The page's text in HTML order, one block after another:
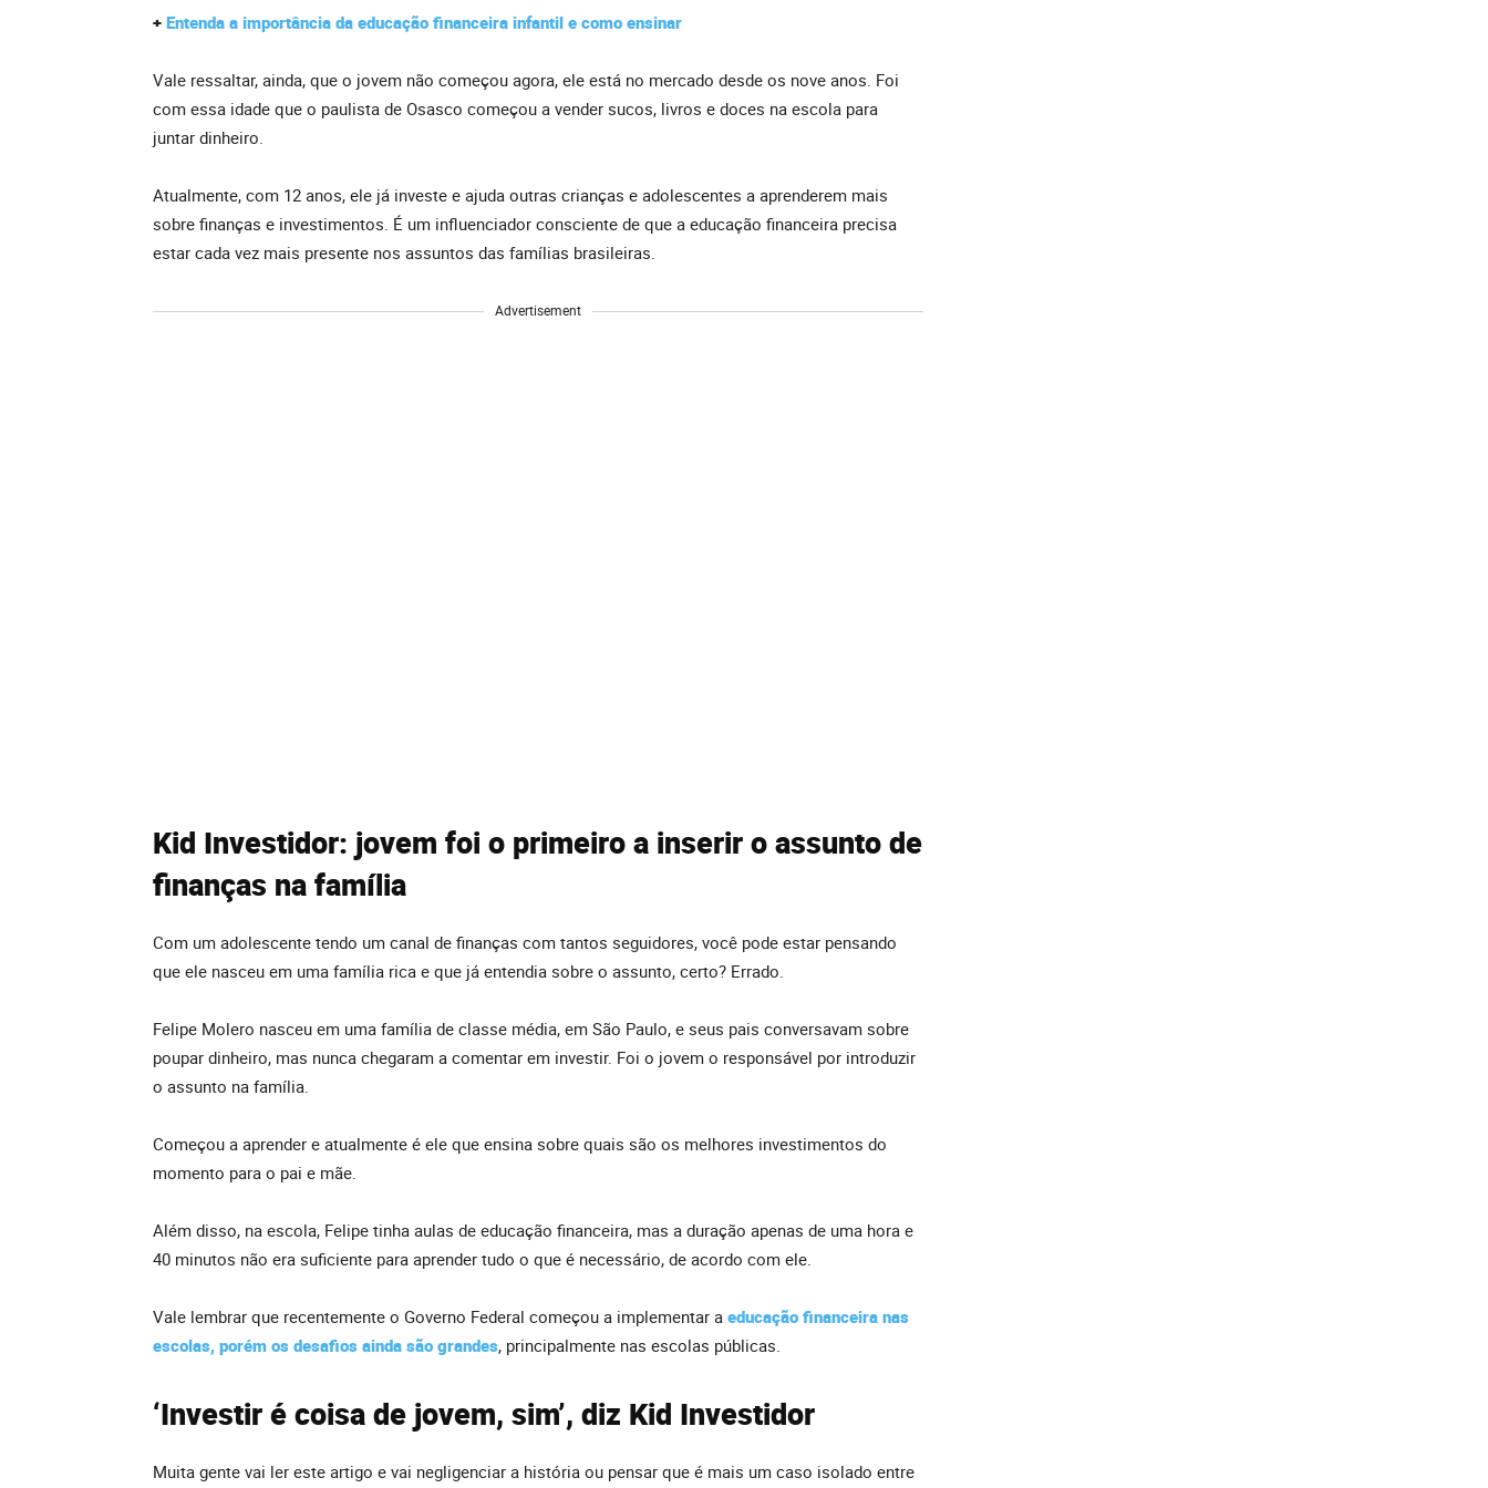
+ Entenda a importância da educação financeira infantil e como ensinar
Vale ressaltar, ainda, que o jovem não começou agora, ele está no mercado desde os nove anos. Foi
com essa idade que o paulista de Osasco começou a vender sucos, livros e doces na escola para
juntar dinheiro.
Atualmente, com 12 anos, ele já investe e ajuda outras crianças e adolescentes a aprenderem mais
sobre finanças e investimentos. É um influenciador consciente de que a educação financeira precisa
estar cada vez mais presente nos assuntos das famílias brasileiras.
Advertisement
Kid Investidor: jovem foi o primeiro a inserir o assunto de
finanças na família
Com um adolescente tendo um canal de finanças com tantos seguidores, você pode estar pensando
que ele nasceu em uma família rica e que já entendia sobre o assunto, certo? Errado.
Felipe Molero nasceu em uma família de classe média, em São Paulo, e seus pais conversavam sobre
poupar dinheiro, mas nunca chegaram a comentar em investir. Foi o jovem o responsável por introduzir
o assunto na família.
Começou a aprender e atualmente é ele que ensina sobre quais são os melhores investimentos do
momento para o pai e mãe.
Além disso, na escola, Felipe tinha aulas de educação financeira, mas a duração apenas de uma hora e
40 minutos não era suficiente para aprender tudo o que é necessário, de acordo com ele.
Vale lembrar que recentemente o Governo Federal começou a implementar a educação financeira nas
escolas, porém os desafios ainda são grandes, principalmente nas escolas públicas.
‘Investir é coisa de jovem, sim’, diz Kid Investidor
Muita gente vai ler este artigo e vai negligenciar a história ou pensar que é mais um caso isolado entre